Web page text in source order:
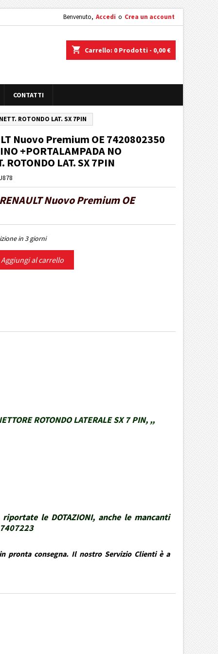
Benvenuto, Accedi o Crea un account
shopping_cart Carrello: 0 Prodotti - 0,00 €
CONTATTI
ROTONDO LAT. SX 7PIN
Nuovo Premium OE 7420802350
+PORTALAMPADA NO
ROTONDO LAT. SX 7PIN
Nuovo Premium OE
in 3 giorni
Aggiungi al carrello
ROTONDO LATERALE SX 7 PIN, ,,
le DOTAZIONI, anche le mancanti
pronta consegna. Il nostro Servizio Clienti è a